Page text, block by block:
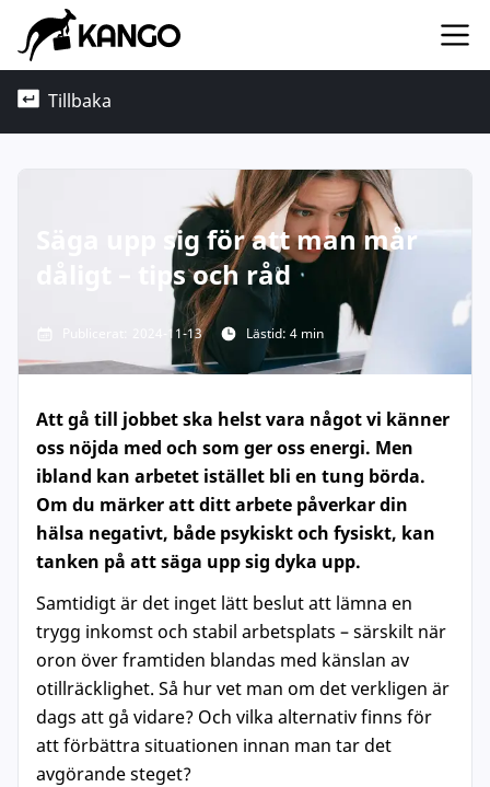
Tillbaka
Säga upp sig för att man mår
dåligt – tips och råd
2024-11-13 Lästid: 4 min
Att gå till jobbet ska helst vara något vi känner
oss nöjda med och som ger oss energi. Men
ibland kan arbetet istället bli en tung börda.
Om du märker att ditt arbete påverkar din
hälsa negativt, både psykiskt och fysiskt, kan
tanken på att säga upp sig dyka upp.
Samtidigt är det inget lätt beslut att lämna en
trygg inkomst och stabil arbetsplats – särskilt när
oron över framtiden blandas med känslan av
otillräcklighet. Så hur vet man om det verkligen är
dags att gå vidare? Och vilka alternativ finns för
att förbättra situationen innan man tar det
avgörande steget?